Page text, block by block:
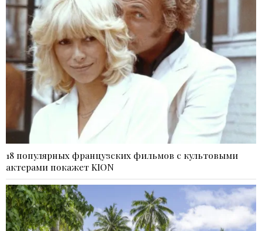
18 популярных французских фильмов с культовыми
актерами покажет KION